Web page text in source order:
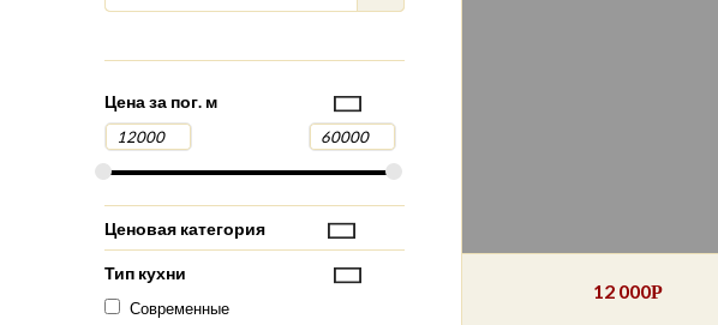
12 000Р
Цена за пог. м
Ценовая категория
Тип кухни
Современные